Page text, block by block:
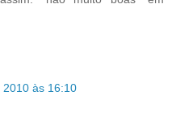
às 16:10